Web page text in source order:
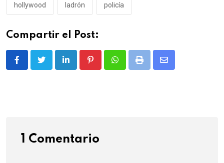
hollywood ladrón policía
Compartir el Post:
LinkedIn PinterestWhatsappPrint
Share
1 Comentario